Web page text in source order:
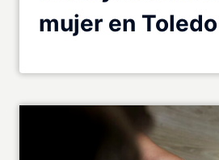
mujer en Toledo